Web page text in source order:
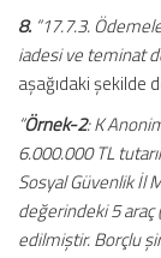
8. “17.7.3.
iadesi ve teminat
aşağıdaki şekilde
“Örnek-2: K
6.000.000 TL
Sosyal Güvenlik İl
değerindeki 5
edilmiştir. Borçlu